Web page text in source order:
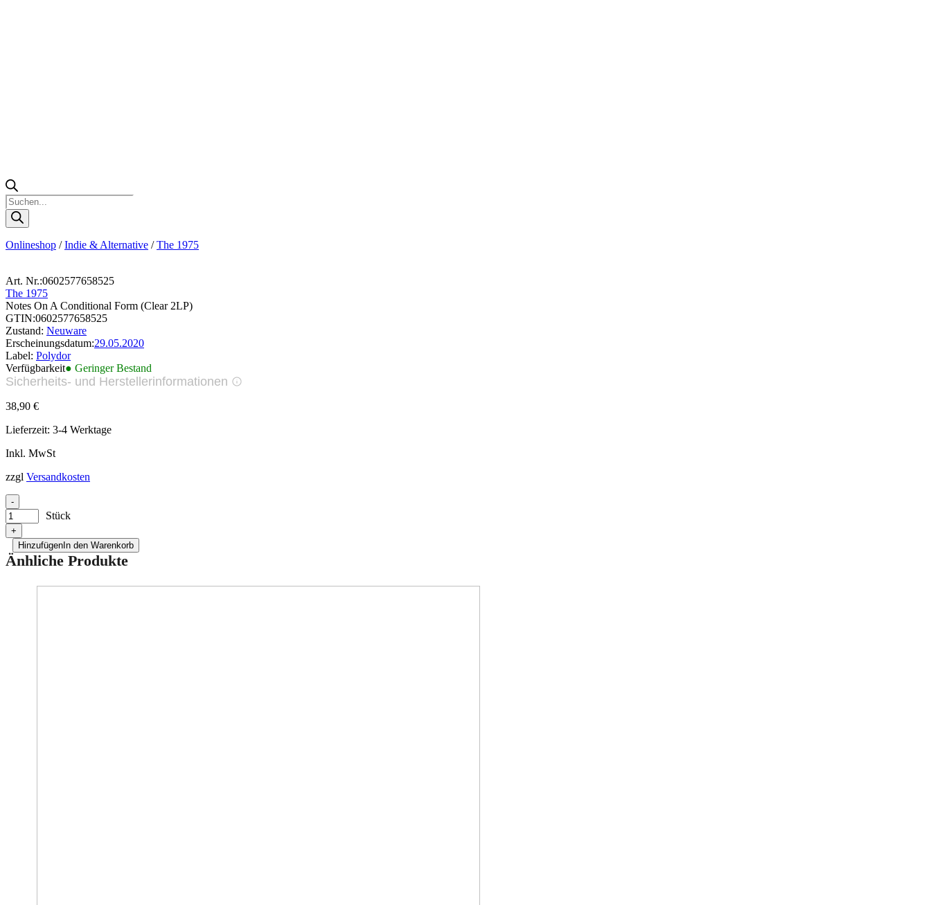
Products
search
Onlineshop /Indie & Alternative /The 1975
Art. Nr.:0602577658525
The 1975
Notes On A Conditional Form (Clear 2LP)
GTIN:0602577658525
Zustand: Neuware
Erscheinungsdatum:29.05.2020
Label: Polydor
Verfügbarkeit● Geringer Bestand
Sicherheits- und Herstellerinformationen
38,90 €
Lieferzeit: 3-4 Werktage
Inkl. MwSt
zzgl Versandkosten
-
Stück
+
Hinzufügen In den Warenkorb
Änhliche Produkte